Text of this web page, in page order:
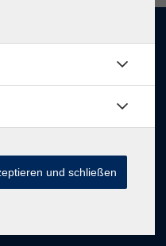
und schließen